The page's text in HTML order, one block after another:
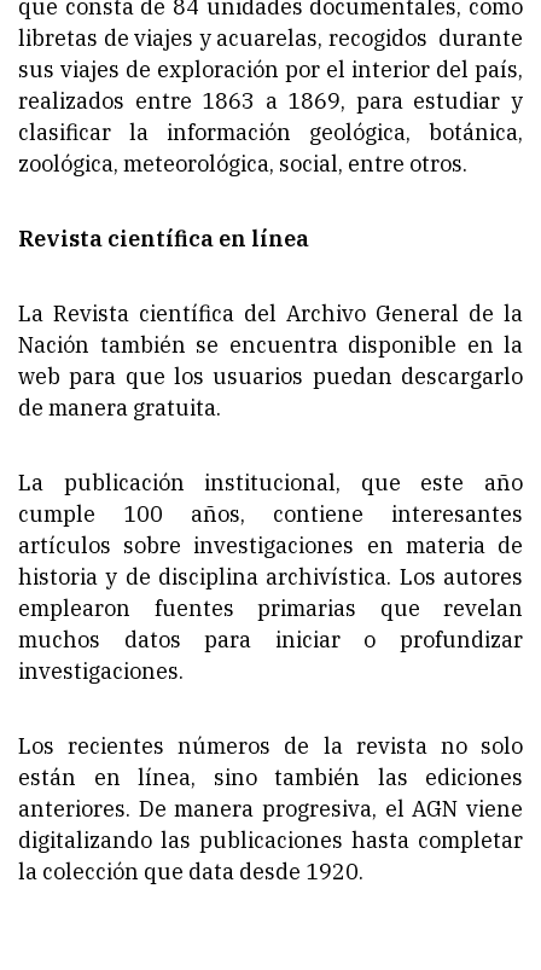
que consta de 84 unidades documentales, como
libretas de viajes y acuarelas, recogidos durante
sus viajes de exploración por el interior del país,
realizados entre 1863 a 1869, para estudiar y
clasificar la información geológica, botánica,
zoológica, meteorológica, social, entre otros.
Revista científica en línea
La Revista científica del Archivo General de la
Nación también se encuentra disponible en la
web para que los usuarios puedan descargarlo
de manera gratuita.
La publicación institucional, que este año
cumple 100 años, contiene interesantes
artículos sobre investigaciones en materia de
historia y de disciplina archivística. Los autores
emplearon fuentes primarias que revelan
muchos datos para iniciar o profundizar
investigaciones.
Los recientes números de la revista no solo
están en línea, sino también las ediciones
anteriores. De manera progresiva, el AGN viene
digitalizando las publicaciones hasta completar
la colección que data desde 1920.